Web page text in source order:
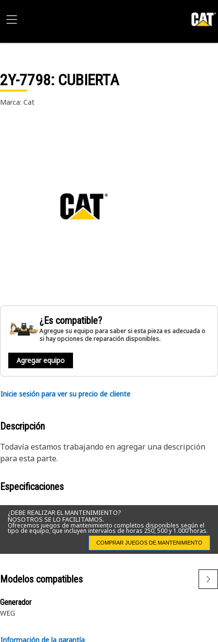
2Y-7798: CUBIERTA
Marca: Cat
¿Es compatible?
Agregue su equipo para saber si esta pieza es adecuada o
si hay opciones de reparación disponibles.
Agregar equipo
Inicie sesión para ver su precio de cliente
Descripción
Todavía estamos trabajando en agregar una descripción
para esta parte.
Especificaciones
¿DEBE REALIZAR EL MANTENIMIENTO?
NOSOTROS SE LO FACILITAMOS.
Ofrecemos juegos de mantenimiento completos disponibles según el
tipo de equipo, que incluyen intervalos de horas 250, 500 y 1.000 horas.
COMPRAR JUEGOS DE MANTENIMIENTO
Modelos compatibles
Generador
WEG
Información de la garantía